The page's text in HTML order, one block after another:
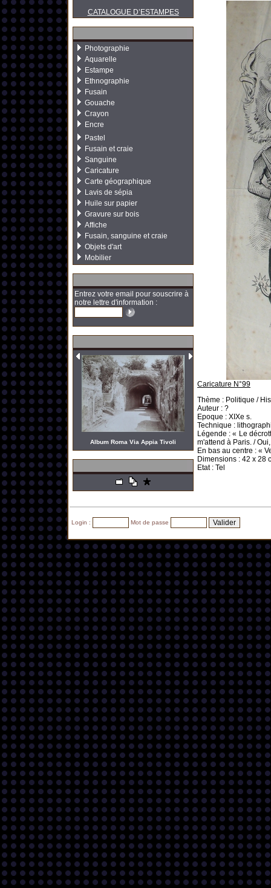
CATALOGUE D’ESTAMPES
Photographie
Aquarelle
Estampe
Ethnographie
Fusain
Gouache
Crayon
Encre
Pastel
Fusain et craie
Sanguine
Caricature
Carte géographique
Lavis de sépia
Huile sur papier
Gravure sur bois
Affiche
Fusain, sanguine et craie
Objets d'art
Mobilier
Entrez votre email pour souscrire à
notre lettre d'information :
Album Roma Via Appia Tivoli
Caricature N°99
Thème : Politique /
Auteur : ?
Epoque : XIXe s.
Technique :
Légende : « Le
m'attend à Paris. /
En bas au centre : «
Dimensions : 42 x 28
Etat : Tel
Login : Mot de passe